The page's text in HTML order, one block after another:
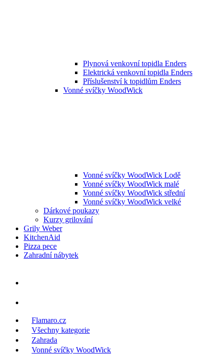
Plynová venkovní topidla Enders
Elektrická venkovní topidla Enders
Příslušenství k topidlům Enders
Vonné svíčky WoodWick
Vonné svíčky WoodWick Lodě
Vonné svíčky WoodWick malé
Vonné svíčky WoodWick střední
Vonné svíčky WoodWick velké
Dárkové poukazy
Kurzy grilování
Grily Weber
KitchenAid
Pizza pece
Zahradní nábytek
Flamaro.cz
Všechny kategorie
Zahrada
Vonné svíčky WoodWick